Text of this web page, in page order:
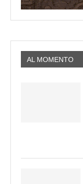
AL MOMENTO